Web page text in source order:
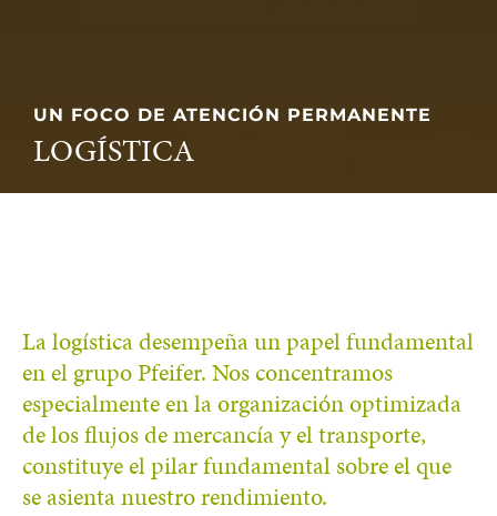
UN FOCO DE ATENCIÓN PERMANENTE
LOGÍSTICA
La logística desempeña un papel fundamental
en el grupo Pfeifer. Nos concentramos
especialmente en la organización optimizada
de los flujos de mercancía y el transporte,
constituye el pilar fundamental sobre el que
se asienta nuestro rendimiento.